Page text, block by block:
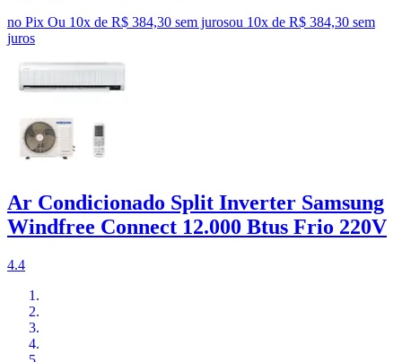
no Pix Ou 10x de R$ 384,30 sem jurosou 10x de R$ 384,30 sem
juros
Ar Condicionado Split Inverter Samsung
Windfree Connect 12.000 Btus Frio 220V
4.4